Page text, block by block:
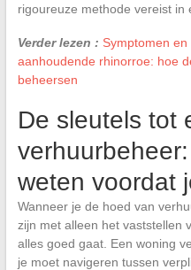
rigoureuze methode vereist in
Verder lezen : Symptomen
aanhoudende rhinorroe: hoe
beheersen
De sleutels tot
weten voordat
Wanneer je de hoed van
zijn met alleen het vaststellen
alles goed gaat. Een woning
je moet navigeren tussen